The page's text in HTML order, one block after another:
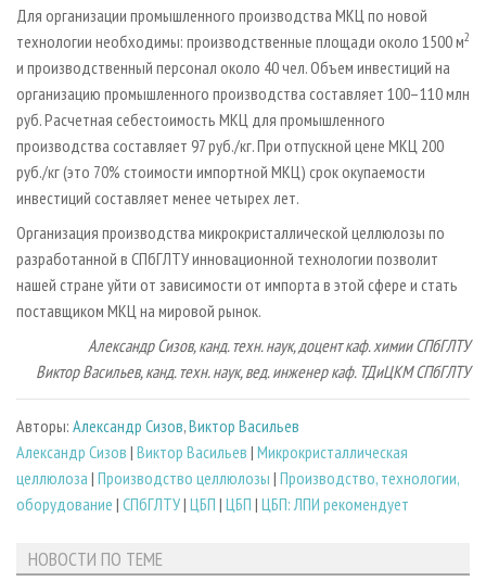
Для организации промышленного производства МКЦ по новой
технологии необходимы: производственные площади около 1500 м2
и производственный персонал около 40 чел. Объем инвестиций на
организацию промышленного производства составляет 100–110 млн
руб. Расчетная себестоимость МКЦ для промышленного
производства составляет 97 руб./кг. При отпускной цене МКЦ 200
руб./кг (это 70% стоимости импортной МКЦ) срок окупаемости
инвестиций составляет менее четырех лет.
Организация производства микрокристаллической целлюлозы по
разработанной в СПбГЛТУ инновационной технологии позволит
нашей стране уйти от зависимости от импорта в этой сфере и стать
поставщиком МКЦ на мировой рынок.
Александр Сизов, канд. техн. наук, доцент каф. химии СПбГЛТУ
Виктор Васильев, канд. техн. наук, вед. инженер каф. ТДиЦКМ СПбГЛТУ
Авторы: Александр Сизов,Виктор Васильев
Александр Сизов | Виктор Васильев | Микрокристаллическая
целлюлоза | Производство целлюлозы | Производство, технологии,
оборудование | СПбГЛТУ| ЦБП | ЦБП | ЦБП: ЛПИ рекомендует
НОВОСТИ ПО ТЕМЕ